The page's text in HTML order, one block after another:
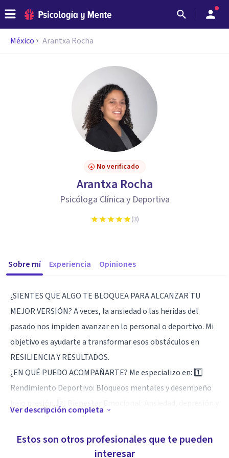
México Arantxa Rocha
No verificado
Arantxa Rocha
Psicóloga Clínica y Deportiva
(3)
Sobre mí Experiencia Opiniones
¿SIENTES QUE ALGO TE BLOQUEA PARA ALCANZAR TU
MEJOR VERSIÓN? A veces, la ansiedad o las heridas del
pasado nos impiden avanzar en lo personal o deportivo. Mi
objetivo es ayudarte a transformar esos obstáculos en
RESILIENCIA Y RESULTADOS.
¿EN QUÉ PUEDO ACOMPAÑARTE? Me especializo en: 1️⃣
Rendimiento Deportivo: Bloqueos mentales y desempeño
3️⃣ Duelo Migratorio: Adaptación cultural (experiencia
propia en 3 países). 4️⃣ Superación de Límites: Cambio de
Ver descripción completa
Estos son otros profesionales que te pueden
interesar